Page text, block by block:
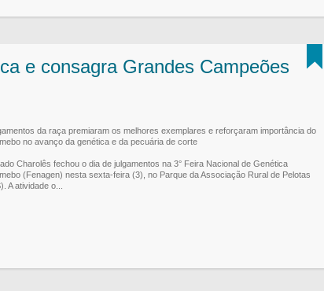
e consagra Grandes Campeões
da raça premiaram os melhores exemplares e reforçaram importância do
no avanço da genética e da pecuária de corte
Charolês fechou o dia de julgamentos na 3° Feira Nacional de Genética
(Fenagen) nesta sexta-feira (3), no Parque da Associação Rural de Pelotas
A atividade o...